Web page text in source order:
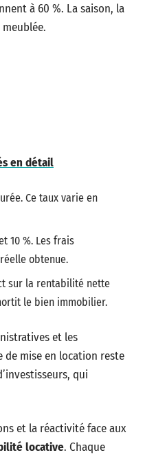
à 60 %. La saison, la
en détail
Ce taux varie en
10 %. Les frais
obtenue.
sur la rentabilité nette
le bien immobilier.
et les
de mise en location reste
qui
et la réactivité face aux
locative. Chaque